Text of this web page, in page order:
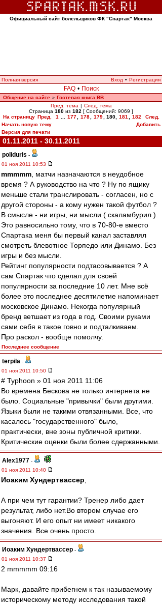
Официальный сайт болельщиков ФК "Спартак" Москва
Полная версия Вход • Регистрация
FAQ • Поиск
Общение на сайте » Гостевая книга ВВ
Пред. тема | След. тема
Страница 180 из 182 [ Сообщений: 9069 ]
На страницу Пред. 1 177 178 179 180, 181 182
След.
Начать новую тему
Добавить
Версия для печати
01.11.2011 - 30.11.2011
poliduris -
01 ноя 2011 10:53
mmmmm , матчи назначаются в неудобное
время ? А руководство на что ? Ну по ящику
меньше стали транслировать - согласен, но с
другой стороны - а кому нужен такой футбол ?
В смысле - ни игры, ни мысли ( скаламбурил ).
Это равносильно тому, что в 70-80-е вместо
Спартака меня бы первый канал заставлял
смотреть блевотное Торпедо или Динамо. Без
игры и без мысли.
Рейтинг популярности подтасовывается ? А
сам Спартак что сделал для своей
популярности за последние 10 лет. Мне всё
более это последнее десятилетие напоминает
московское Динамо. Некогда популярный
бренд ветшает из года в год. Своими руками
сами себя в такое говно и подталкиваем.
Про раскол - вообще помолчу.
Последнее сообщение
terpila -
01 ноя 2011 10:50
# Typhoon » 01 ноя 2011 11:06
Во времена Бескова не только интернета не
было. Социальные "привычки" были другими.
Языки были не такими отвязанными. Все, что
касалось "государственного" было,
практически, вне зоны публичной критики.
Критические оценки были более сдержанными.
Alex1977 -
01 ноя 2011 10:40
Иоаким Хундертвассер
А при чем тут гарантии? Тренер либо дает
результат, либо нет.Во втором случае его
выгоняют. И его опыт ни имеет никакого
значения. Все очень просто.
Иоаким Хундертвассер -
01 ноя 2011 10:37
2 mmmmm 09:16
Марк, давайте прибегнем к так называемому
историческому методу исследования такой